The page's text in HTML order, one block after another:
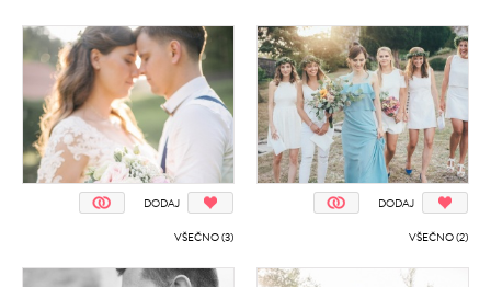
DODAJ
VŠEČNO (3)
DODAJ
VŠEČNO (2)